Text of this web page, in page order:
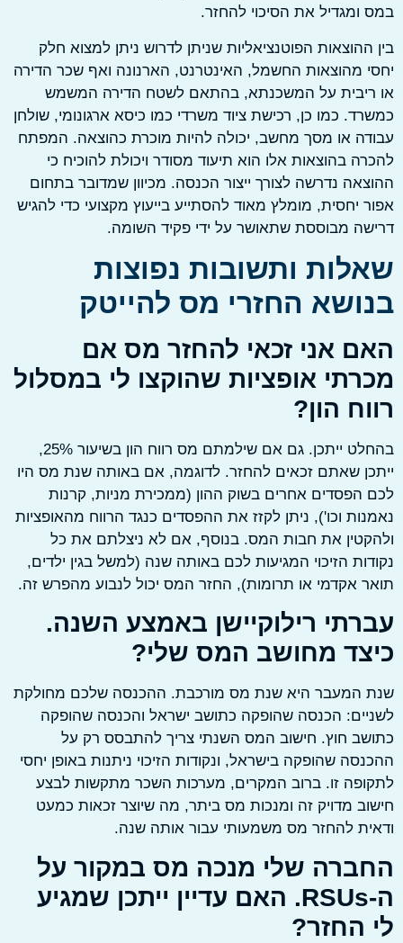
ומגדיל את הסיכוי להחזר.
הפוטנציאליות שניתן לדרוש ניתן למצוא חלק
מהוצאות החשמל, האינטרנט, הארנונה ואף שכר הדירה
על המשכנתא, בהתאם לשטח הדירה המשמש
כמו כן, רכישת ציוד משרדי כמו כיסא ארגונומי, שולחן
או מסך מחשב, יכולה להיות מוכרת כהוצאה. המפתח
בהוצאות אלו הוא תיעוד מסודר ויכולת להוכיח כי
נדרשה לצורך ייצור הכנסה. מכיוון שמדובר בתחום
יחסית, מומלץ מאוד להסתייע בייעוץ מקצועי כדי להגיש
מבוססת שתאושר על ידי פקיד השומה.
ותשובות נפוצות
החזרי מס להייטק
אני זכאי להחזר מס אם
אופציות שהוקצו לי במסלול
הון?
בהחלט ייתכן. גם אם שילמתם מס רווח הון בשיעור 25%,
שאתם זכאים להחזר. לדוגמה, אם באותה שנת מס היו
הפסדים אחרים בשוק ההון (ממכירת מניות, קרנות
וכו'), ניתן לקזז את ההפסדים כנגד הרווח מהאופציות
את חבות המס. בנוסף, אם לא ניצלתם את כל
הזיכוי המגיעות לכם באותה שנה (למשל בגין ילדים,
אקדמי או תרומות), החזר המס יכול לנבוע מהפרש זה.
רילוקיישן באמצע השנה.
מחושב המס שלי?
המעבר היא שנת מס מורכבת. ההכנסה שלכם מחולקת
הכנסה שהופקה כתושב ישראל והכנסה שהופקה
חוץ. חישוב המס השנתי צריך להתבסס רק על
שהופקה בישראל, ונקודות הזיכוי ניתנות באופן יחסי
זו. ברוב המקרים, מערכות השכר מתקשות לבצע
מדויק זה ומנכות מס ביתר, מה שיוצר זכאות כמעט
להחזר מס משמעותי עבור אותה שנה.
שלי מנכה מס במקור על
ה-RSUs. האם עדיין ייתכן שמגיע
החזר?